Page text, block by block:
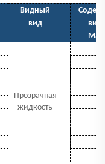
Видный
вид
Прозрачная
жидкость